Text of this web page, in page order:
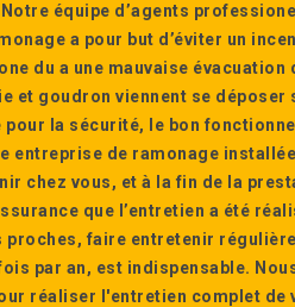
équipe d’agents
a pour but d’éviter un
du a une mauvaise
et goudron viennent se
la sécurité, le bon
entreprise de ramonage
chez vous, et à la fin de la
que l’entretien a été
proches, faire entretenir
par an, est indispensable.
réaliser l'entretien complet de